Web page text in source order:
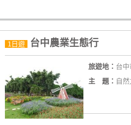
1日遊 台中農業生態行
旅遊地： 台中
主 題： 自